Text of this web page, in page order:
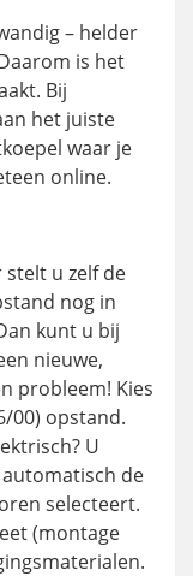
– helder
is het
Bij
het juiste
waar je
online.
u zelf de
nog in
kunt u bij
nieuwe,
probleem! Kies
00) opstand.
U
de
selecteert.
(montage